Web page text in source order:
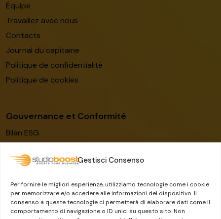
Gestisci Consenso
Per fornire le migliori esperienze, utilizziamo tecnologie come i cookie
per memorizzare e/o accedere alle informazioni del dispositivo. Il
consenso a queste tecnologie ci permetterà di elaborare dati come il
comportamento di navigazione o ID unici su questo sito. Non
Équipe
Travaillez avec nous
Contacts
Journal du capitaine
Politique de confidentialité
Politique de cookies
Gouvernance et Conformité
Bilan ESG
Modèle de gestion
Lanceur d’alerte
Le groupe Dylog-Buffetti